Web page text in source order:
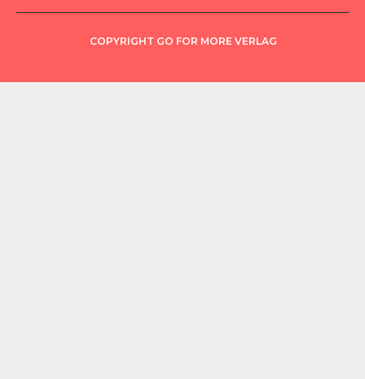
COPYRIGHT GO FOR MORE VERLAG